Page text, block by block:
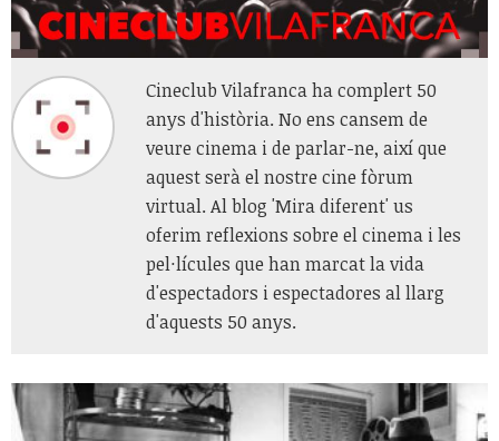
Cineclub Vilafranca ha complert 50
anys d'història. No ens cansem de
veure cinema i de parlar-ne, així que
aquest serà el nostre cine fòrum
virtual. Al blog 'Mira diferent' us
oferim reflexions sobre el cinema i les
pel·lícules que han marcat la vida
d'espectadors i espectadores al llarg
d'aquests 50 anys.